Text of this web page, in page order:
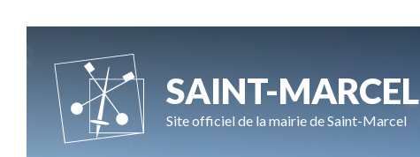
SAINT-MARCEL
Site officiel de la mairie de Saint-Marcel